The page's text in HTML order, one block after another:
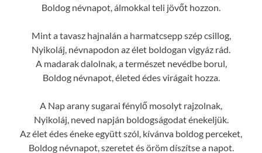
Boldog névnapot, álmokkal teli jövőt hozzon.
Mint a tavasz hajnalán a harmatcsepp szép csillog,
Nyikoláj, névnapodon az élet boldogan vigyáz rád.
A madarak dalolnak, a természet nevédbe borul,
Boldog névnapot, életed édes virágait hozza.
A Nap arany sugarai fénylő mosolyt rajzolnak,
Nyikoláj, neved napján boldogságodat énekeljük.
Az élet édes éneke együtt szól, kívánva boldog perceket,
Boldog névnapot, szeretet és öröm díszítse a napot.